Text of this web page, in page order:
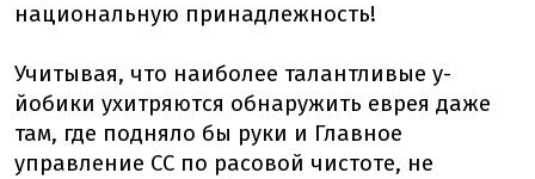
национальную принадлежность!
Учитывая, что наиболее талантливые у-
йобики ухитряются обнаружить еврея даже
там, где подняло бы руки и Главное
управление СС по расовой чистоте, не